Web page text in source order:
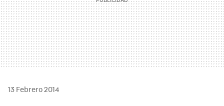
13 Febrero 2014